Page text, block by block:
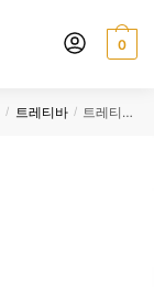
0
/ 트레티바 / 트레티바 20mg 200정